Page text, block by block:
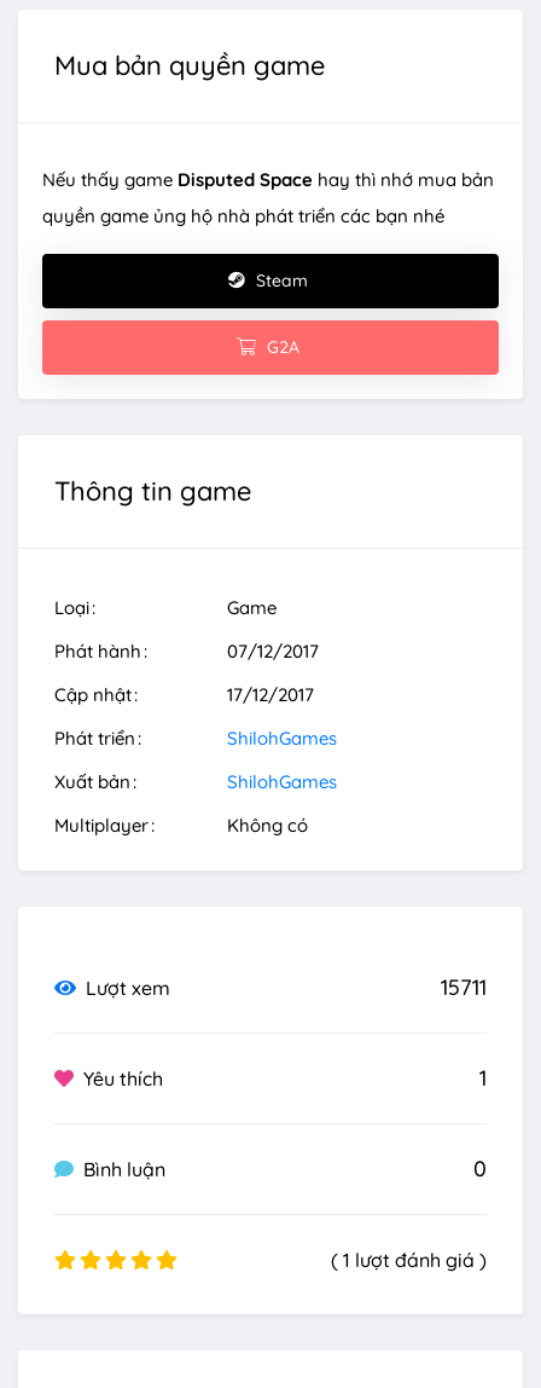
Mua bản quyền game
Nếu thấy game Disputed Space hay thì nhớ mua bản
quyền game ủng hộ nhà phát triển các bạn nhé
Steam
G2A
Thông tin game
Loại
Game
Phát hành
07/12/2017
Cập nhật
17/12/2017
Phát triển
ShilohGames
Xuất bản
ShilohGames
Multiplayer
Không có
Lượt xem 15711
Yêu thích 1
Bình luận 0
( 1 lượt đánh giá )